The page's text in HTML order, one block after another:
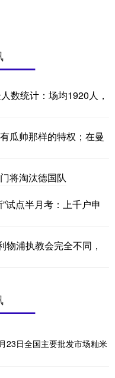
数统计：场均1920人，
瓜帅那样的特权；在曼
将淘汰德国队
试点半月考：上千户申
浦执教会完全不同，
23日全国主要批发市场籼米